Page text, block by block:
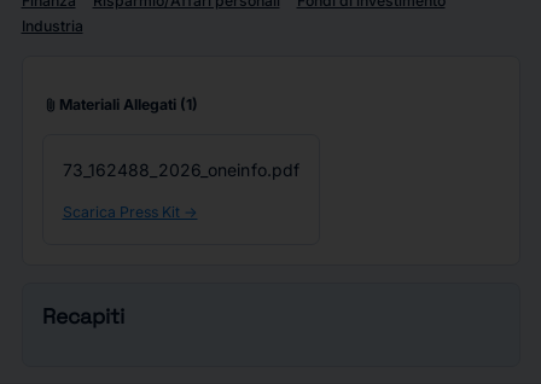
Industria
attach_file Materiali Allegati(1)
73_162488_2026_oneinfo.pdf
Scarica Press Kit ->
Recapiti